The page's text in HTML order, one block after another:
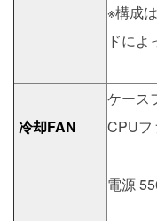
※構成
ドによ
冷却FAN
ケース
CPUフ
電源